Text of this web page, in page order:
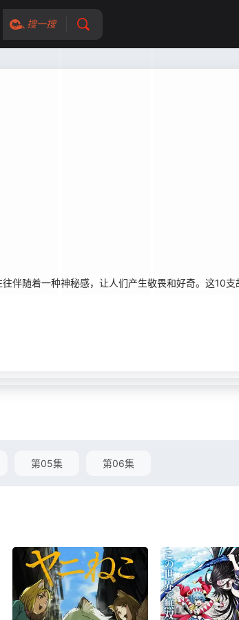
搜一搜
伴随着一种神秘感，让人们产生敬畏和好奇。这10支
第05集 第06集